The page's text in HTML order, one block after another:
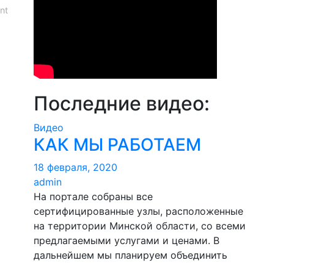
Последние видео:
Видео
КАК МЫ РАБОТАЕМ
18 февраля, 2020
admin
На портале собраны все
сертифицированные узлы, расположенные
на территории Минской области, со всеми
предлагаемыми услугами и ценами. В
дальнейшем мы планируем объединить